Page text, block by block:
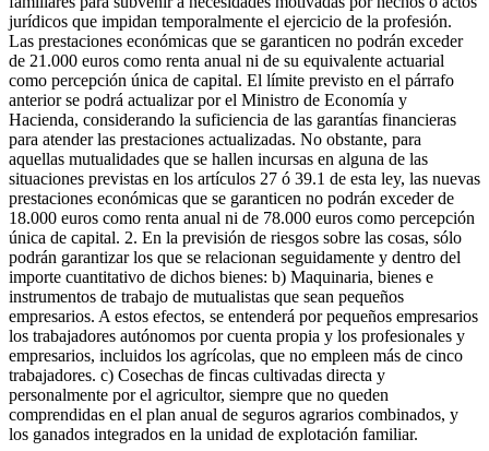
jurídicos que impidan temporalmente el ejercicio de la profesión.
Las prestaciones económicas que se garanticen no podrán exceder
de 21.000 euros como renta anual ni de su equivalente actuarial
como percepción única de capital. El límite previsto en el párrafo
anterior se podrá actualizar por el Ministro de Economía y
Hacienda, considerando la suficiencia de las garantías financieras
para atender las prestaciones actualizadas. No obstante, para
aquellas mutualidades que se hallen incursas en alguna de las
situaciones previstas en los artículos 27 ó 39.1 de esta ley, las nuevas
prestaciones económicas que se garanticen no podrán exceder de
18.000 euros como renta anual ni de 78.000 euros como percepción
única de capital. 2. En la previsión de riesgos sobre las cosas, sólo
podrán garantizar los que se relacionan seguidamente y dentro del
importe cuantitativo de dichos bienes: b) Maquinaria, bienes e
instrumentos de trabajo de mutualistas que sean pequeños
empresarios. A estos efectos, se entenderá por pequeños empresarios
los trabajadores autónomos por cuenta propia y los profesionales y
empresarios, incluidos los agrícolas, que no empleen más de cinco
trabajadores. c) Cosechas de fincas cultivadas directa y
personalmente por el agricultor, siempre que no queden
comprendidas en el plan anual de seguros agrarios combinados, y
los ganados integrados en la unidad de explotación familiar.